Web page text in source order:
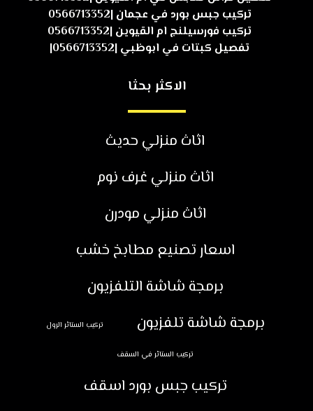
تركيب جبس بورد في عجمان |0566713352
تركيب فورسيلنج ام القيوين |0566713352
تفصيل كبتات في ابوظبي |0566713352|
الاكثر بحثا
اثاث منزلي حديث
اثاث منزلي غرف نوم
اثاث منزلي مودرن
اسعار تصنيع مطابخ خشب
برمجة شاشة التلفزيون
برمجة شاشة تلفزيون
تركيب الستائر الرول
تركيب الستائر في السقف
تركيب جبس بورد اسقف